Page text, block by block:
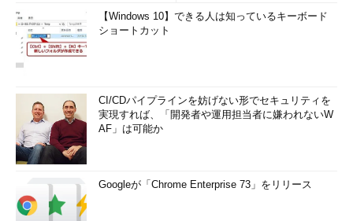
【Windows 10】できる人は知っているキーボード
ショートカット
CI/CDパイプラインを妨げない形でセキュリティを
実現すれば、「開発者や運用担当者に嫌われないW
AF」は可能か
Googleが「Chrome Enterprise 73」をリリース